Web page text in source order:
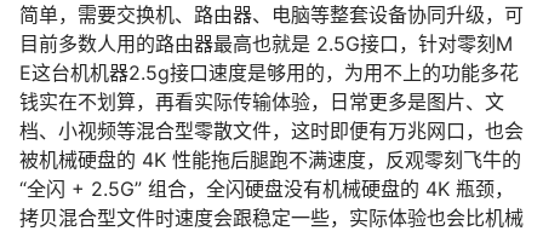
简单，需要交换机、路由器、电脑等整套设备协同升级，可
目前多数人用的路由器最高也就是 2.5G接口，针对零刻M
E这台机机器2.5g接口速度是够用的，为用不上的功能多花
钱实在不划算，再看实际传输体验，日常更多是图片、文
档、小视频等混合型零散文件，这时即便有万兆网口，也会
被机械硬盘的 4K 性能拖后腿跑不满速度，反观零刻飞牛的
“全闪 + 2.5G” 组合，全闪硬盘没有机械硬盘的 4K 瓶颈，
拷贝混合型文件时速度会跟稳定一些，实际体验也会比机械